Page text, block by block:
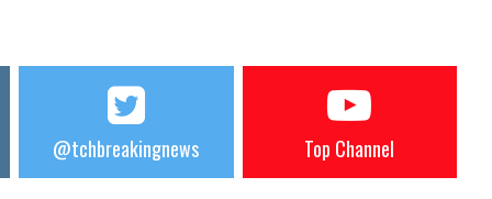
@tchbreakingnews Top Channel